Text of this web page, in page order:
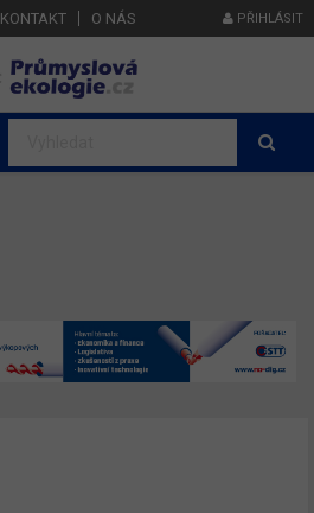
KONTAKT O NÁS PŘIHLÁSIT